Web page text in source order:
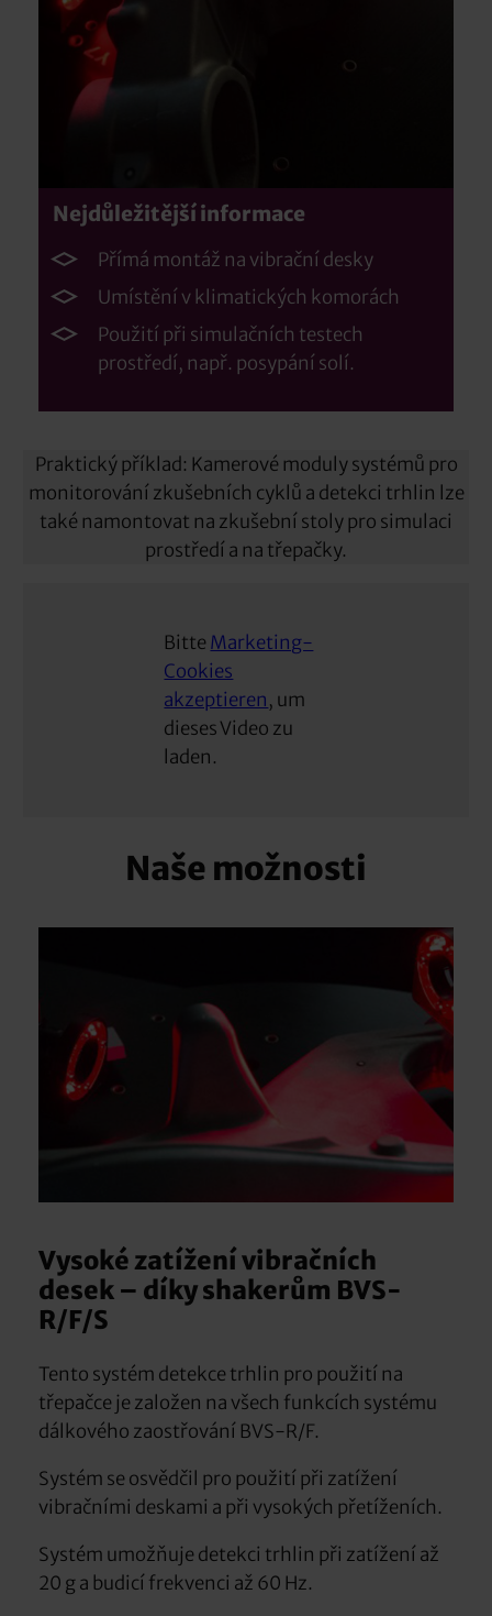
Nejdůležitější informace
Přímá montáž na vibrační desky
Umístění v klimatických komorách
Použití při simulačních testech
prostředí, např. posypání solí.
Praktický příklad: Kamerové moduly systémů pro
monitorování zkušebních cyklů a detekci trhlin lze
také namontovat na zkušební stoly pro simulaci
prostředí a na třepačky.
Bitte Marketing-
Cookies
akzeptieren, um
dieses Video zu
laden.
Naše možnosti
Vysoké zatížení vibračních
desek – díky shakerům BVS-
R/F/S
Tento systém detekce trhlin pro použití na
třepačce je založen na všech funkcích systému
dálkového zaostřování BVS-R/F.
Systém se osvědčil pro použití při zatížení
vibračními deskami a při vysokých přetíženích.
Systém umožňuje detekci trhlin při zatížení až
20 g a budicí frekvenci až 60 Hz.